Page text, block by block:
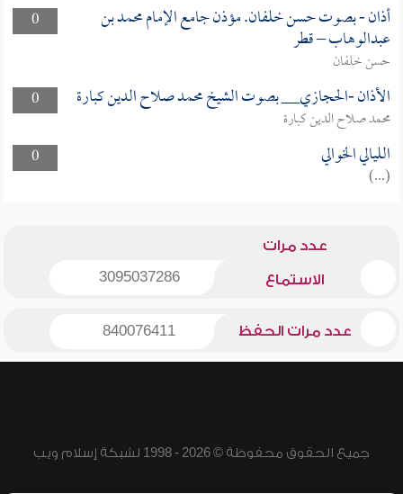
0
أذان - بصوت حسن خلفان. مؤذن جامع الإمام محمد بن
عبدالوهاب – قطر
حسن خلفان
0
الأذان -الحجازي__ بصوت الشيخ محمد صلاح الدين كبارة
محمد صلاح الدين كبارة
0
الليالي الخوالي
(...)
عدد مرات
الاستماع 3095037286
عدد مرات الحفظ 840076411
جميع الحقوق محفوظة © 2026 - 1998 لشبكة إسلام ويب